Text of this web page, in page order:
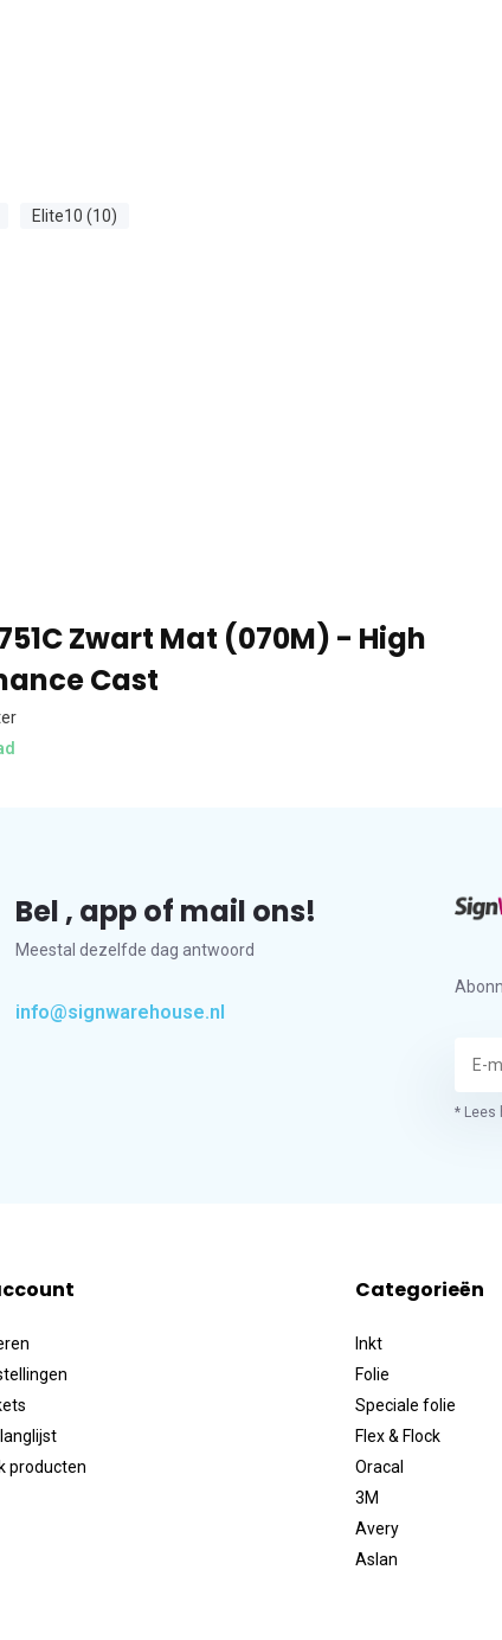
Elite10 (10)
Zwart Mat (070M) - High
Cast
Bel , app of mail ons!
Meestal dezelfde dag antwoord
info@signwarehouse.nl
* Lees
producten
Categorieën
Inkt
Folie
Speciale folie
Flex & Flock
Oracal
3M
Avery
Aslan